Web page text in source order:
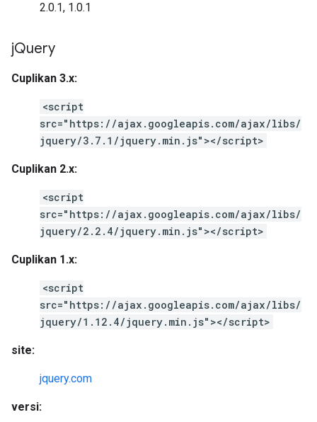
2.0.1, 1.0.1
jQuery
Cuplikan 3.x:
<script
src="https://ajax.googleapis.com/ajax/libs/
jquery/3.7.1/jquery.min.js"></script>
Cuplikan 2.x:
<script
src="https://ajax.googleapis.com/ajax/libs/
jquery/2.2.4/jquery.min.js"></script>
Cuplikan 1.x:
<script
src="https://ajax.googleapis.com/ajax/libs/
jquery/1.12.4/jquery.min.js"></script>
site:
jquery.com
versi: